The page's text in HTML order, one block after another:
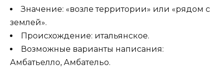
Значение: «возле территории» или «рядом с
землей».
Происхождение: итальянское.
Возможные варианты написания:
Амбатьелло, Амбательо.